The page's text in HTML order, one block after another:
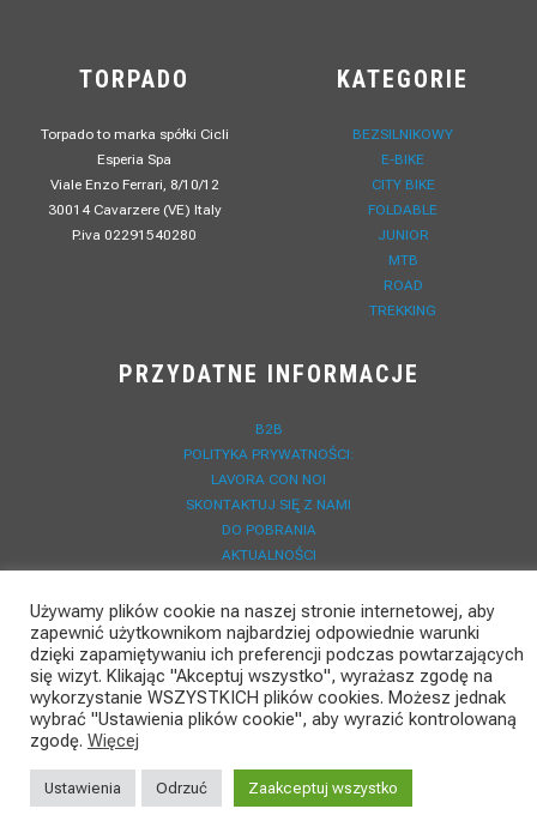
TORPADO
Torpado to marka spółki Cicli
Esperia Spa
Viale Enzo Ferrari, 8/10/12
30014 Cavarzere (VE) Italy
P.iva 02291540280
KATEGORIE
BEZSILNIKOWY
E-BIKE
CITY BIKE
FOLDABLE
JUNIOR
MTB
ROAD
TREKKING
PRZYDATNE INFORMACJE
B2B
POLITYKA PRYWATNOŚCI:
LAVORA CON NOI
SKONTAKTUJ SIĘ Z NAMI
DO POBRANIA
AKTUALNOŚCI
Używamy plików cookie na naszej stronie internetowej, aby
zapewnić użytkownikom najbardziej odpowiednie warunki
dzięki zapamiętywaniu ich preferencji podczas powtarzających
się wizyt. Klikając "Akceptuj wszystko", wyrażasz zgodę na
wykorzystanie WSZYSTKICH plików cookies. Możesz jednak
wybrać "Ustawienia plików cookie", aby wyrazić kontrolowaną
zgodę. Więcej
Ustawienia Odrzuć Zaakceptuj wszystko